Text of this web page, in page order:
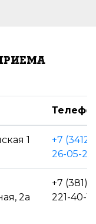
1
+7 (3412)
26-05-27
2а
+7 (381)
221-40-18